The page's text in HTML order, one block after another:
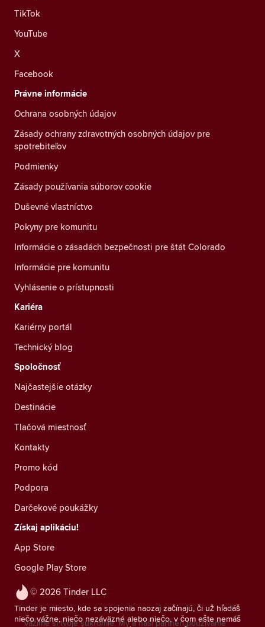
© 2026 Tinder LLC
Tinder je miesto, kde sa spojenia naozaj začínajú, či už hľadáš
niečo vážne, niečo nezáväzné alebo niečo, v čom ešte nemáš
TikTok
YouTube
X
Facebook
Právne informácie
Ochrana osobných údajov
Zásady ochrany zdravotných osobných údajov pre
spotrebiteľov
Podmienky
Zásady používania súborov cookie
Duševné vlastníctvo
Pokyny pre komunitu
Informácie o zásadách bezpečnosti pre štát Colorado
Informácie pre komunitu
Vyhlásenie o prístupnosti
Kariéra
Kariérny portál
Technický blog
Spoločnosť
Najčastejšie otázky
Destinácie
Tlačová miestnosť
Kontakty
Promo kód
Podpora
Darčekové poukážky
Získaj aplikáciu!
App Store
Google Play Store
Vážime si tvoje súkromie. My a naši partneri používame